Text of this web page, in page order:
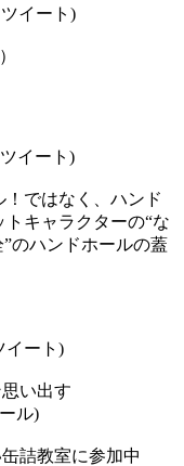
イート)
イート)
ではなく、ハンド
キャラクターの“な
のハンドホールの蓋
イート)
い出す
ル)
詰教室に参加中